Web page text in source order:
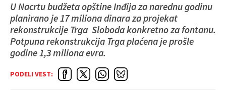
U Nacrtu budžeta opštine Inđija za narednu godinu
planirano je 17 miliona dinara za projekat
rekonstrukcije Trga Sloboda konkretno za fontanu.
Potpuna rekonstrukcija Trga plaćena je prošle
godine 1,3 miliona evra.
PODELI VEST: